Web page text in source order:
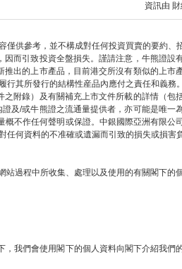
資訊由
供參考，並不構成對任何投資買賣的要約、
而引致投資全盤損失。謹請注意，牛熊證設
出的上市產品，目前港交所沒有類似的上市
其所發行的結構性産品內應付之責任和義務
附錄）及有關補充上市文件所載的詳情（包
及/或牛熊證之流通量提供者，亦可能是唯一
不作任何聲明或保證。中銀國際亞洲有限公
何資料的不准確或遺漏而引致的損失或損害負
過程中所收集、處理以及使用的有關閣下的個
我們會使用閣下的個人資料向閣下介紹我們